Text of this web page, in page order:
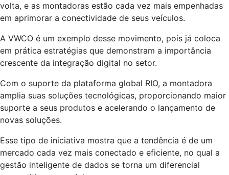
volta, e as montadoras estão cada vez mais empenhadas
em aprimorar a conectividade de seus veículos.
A VWCO é um exemplo desse movimento, pois já coloca
em prática estratégias que demonstram a importância
crescente da integração digital no setor.
Com o suporte da plataforma global RIO, a montadora
amplia suas soluções tecnológicas, proporcionando maior
suporte a seus produtos e acelerando o lançamento de
novas soluções.
Esse tipo de iniciativa mostra que a tendência é de um
mercado cada vez mais conectado e eficiente, no qual a
gestão inteligente de dados se torna um diferencial